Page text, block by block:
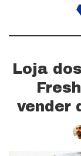
Loja
vender